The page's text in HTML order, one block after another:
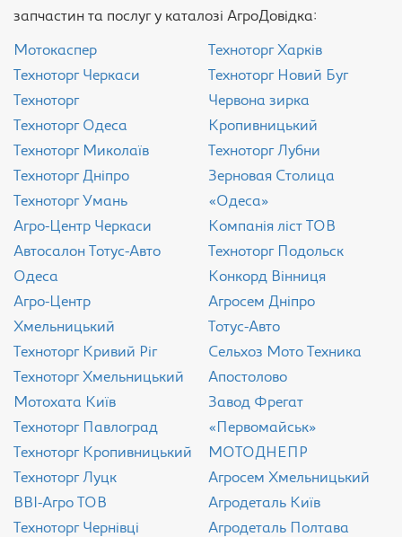
запчастин та послуг у каталозі АгроДовідка:
Мотокаспер
Техноторг Черкаси
Техноторг
Техноторг Одеса
Техноторг Миколаїв
Техноторг Дніпро
Техноторг Умань
Агро-Центр Черкаси
Aвтосалон Тотус-Авто
Одеса
Агро-Центр
Хмельницький
Техноторг Кривий Ріг
Техноторг Хмельницький
Мотохата Київ
Техноторг Павлоград
Техноторг Кропивницький
Техноторг Луцк
ВВІ-Агро ТОВ
Техноторг Чернівці
Техноторг Харків
Техноторг Новий Буг
Червона зирка
Кропивницький
Техноторг Лубни
Зерновая Столица
«Одеса»
Компанія ліст ТОВ
Техноторг Подольск
Конкорд Вінниця
Агросем Дніпро
Тотус-Авто
Сельхоз Мото Техника
Апостолово
Завод Фрегат
«Первомайськ»
МОТОДНЕПР
Агросем Хмельницький
Агродеталь Київ
Агродеталь Полтава